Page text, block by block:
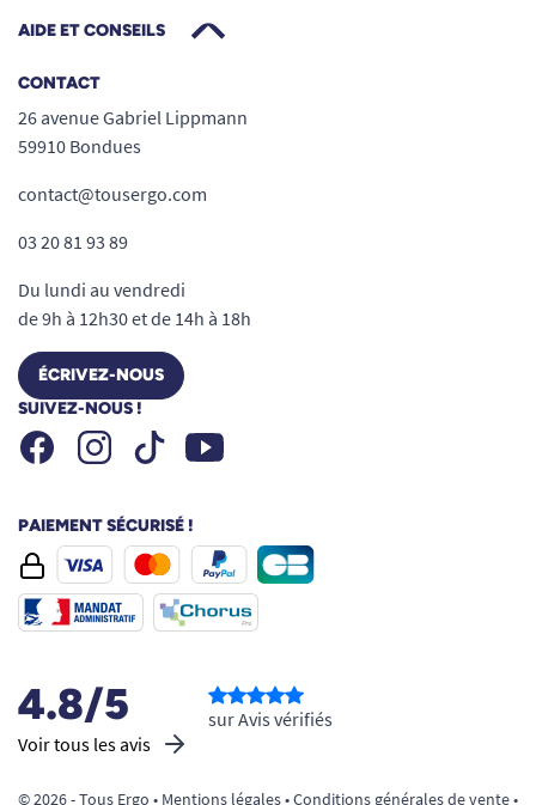
AIDE ET CONSEILS
CONTACT
26 avenue Gabriel Lippmann
59910 Bondues
contact@tousergo.com
03 20 81 93 89
Du lundi au vendredi
de 9h à 12h30 et de 14h à 18h
ÉCRIVEZ-NOUS
SUIVEZ-NOUS !
FacebookInstagramTiktok Youtube
PAIEMENT SÉCURISÉ !
4.8/5
Voir tous les avis
sur Avis vérifiés
© 2026 - Tous Ergo • Mentions légales•Conditions générales de vente•